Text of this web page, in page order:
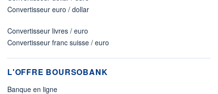
Convertisseur euro / dollar
Convertisseur livres / euro
Convertisseur franc suisse / euro
L'OFFRE BOURSOBANK
Banque en ligne